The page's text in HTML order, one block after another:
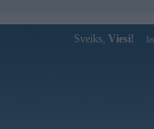
Sveiks, Viesi!